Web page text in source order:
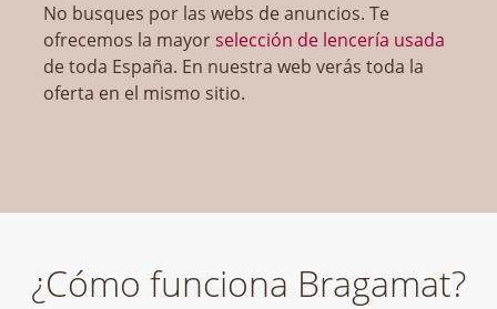
No busques por las webs de anuncios. Te
ofrecemos la mayorselección de lencería usada
de toda España. En nuestra web verás toda la
oferta en el mismo sitio.
¿Cómo funciona Bragamat?